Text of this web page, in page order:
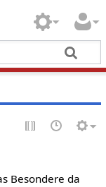
Besondere da